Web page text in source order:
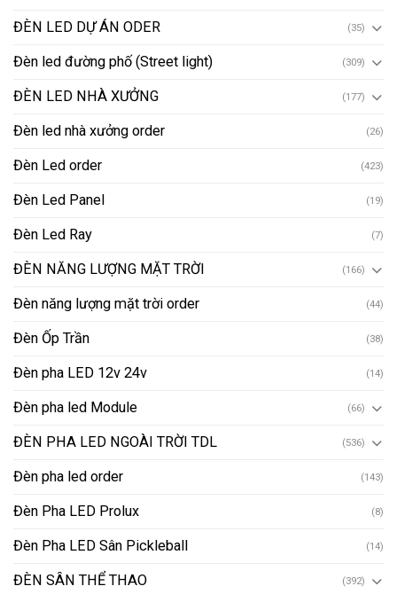
ĐÈN LED DỰ ÁN ODER (35)
Đèn led đường phố (Street light) (309)
ĐÈN LED NHÀ XƯỞNG (177)
Đèn led nhà xưởng order (26)
Đèn Led order (423)
Đèn Led Panel (19)
Đèn Led Ray (7)
ĐÈN NĂNG LƯỢNG MẶT TRỜI (166)
Đèn năng lượng mặt trời order (44)
Đèn Ốp Trần (38)
Đèn pha LED 12v 24v (14)
Đèn pha led Module (66)
ĐÈN PHA LED NGOÀI TRỜI TDL (536)
Đèn pha led order (143)
Đèn Pha LED Prolux (8)
Đèn Pha LED Sân Pickleball (14)
ĐÈN SÂN THỂ THAO (392)